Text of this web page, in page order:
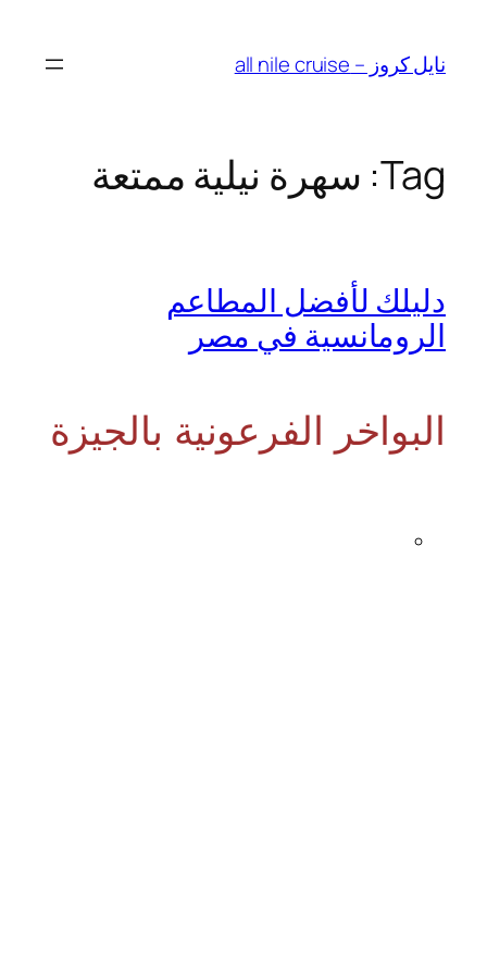
content
نايل كروز – all nile cruise
Tag: سهرة نيلية ممتعة
دليلك لأفضل المطاعم
الرومانسية في مصر
البواخر الفرعونية بالجيزة